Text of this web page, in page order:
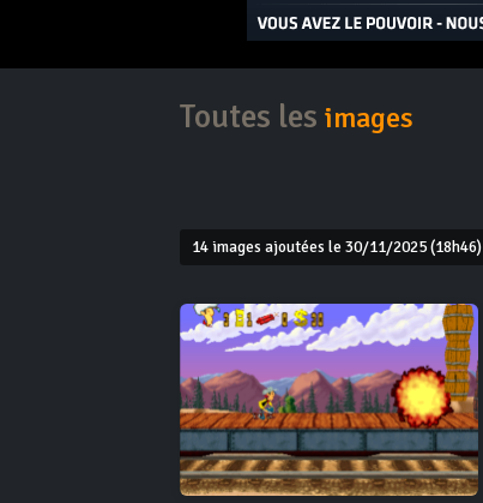
Toutes les images
14 images ajoutées le 30/11/2025 (18h46)